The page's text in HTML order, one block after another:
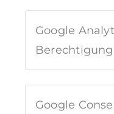
Google
Google